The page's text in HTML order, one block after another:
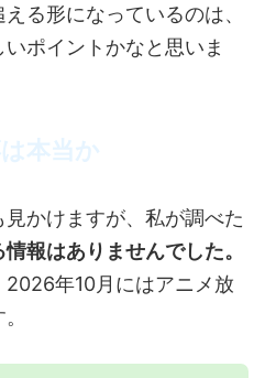
る形になっているのは、
ポイントかなと思いま
本当か
かけますが、私が調べた
報はありませんでした。
年10月にはアニメ放